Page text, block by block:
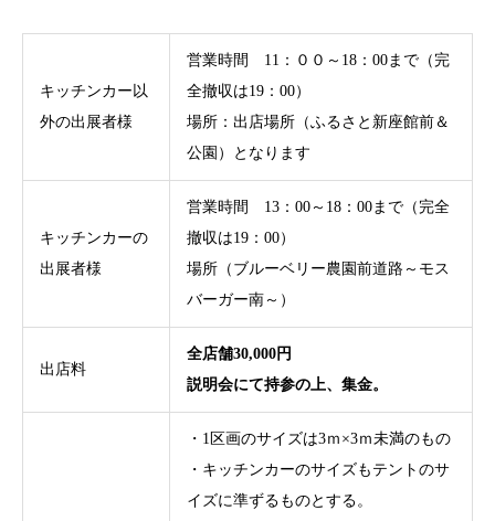
キッチンカー以
外の出展者様
営業時間 11：００～18：00まで（完
全撤収は19：00）
場所：出店場所（ふるさと新座館前＆
公園）となります
キッチンカーの
出展者様
営業時間 13：00～18：00まで（完全
撤収は19：00）
場所（ブルーベリー農園前道路～モス
バーガー南～）
出店料
全店舗30,000円
説明会にて持参の上、集金。
・1区画のサイズは3ｍ×3ｍ未満のもの
・キッチンカーのサイズもテントのサ
イズに準ずるものとする。